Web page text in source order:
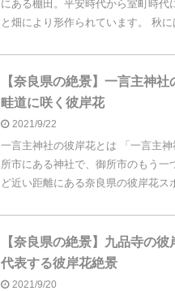
にある棚田。平安時代から室町時代
と畑により形作られています。 秋に
【奈良県の絶景】一言主神
畦道に咲く彼岸花
2021/9/22
一言主神社の彼岸花とは 「一言主
所市にある神社で、御所市のもう
ど近い距離にある奈良県の彼岸花ス
【奈良県の絶景】九品寺の
代表する彼岸花絶景
2021/9/20